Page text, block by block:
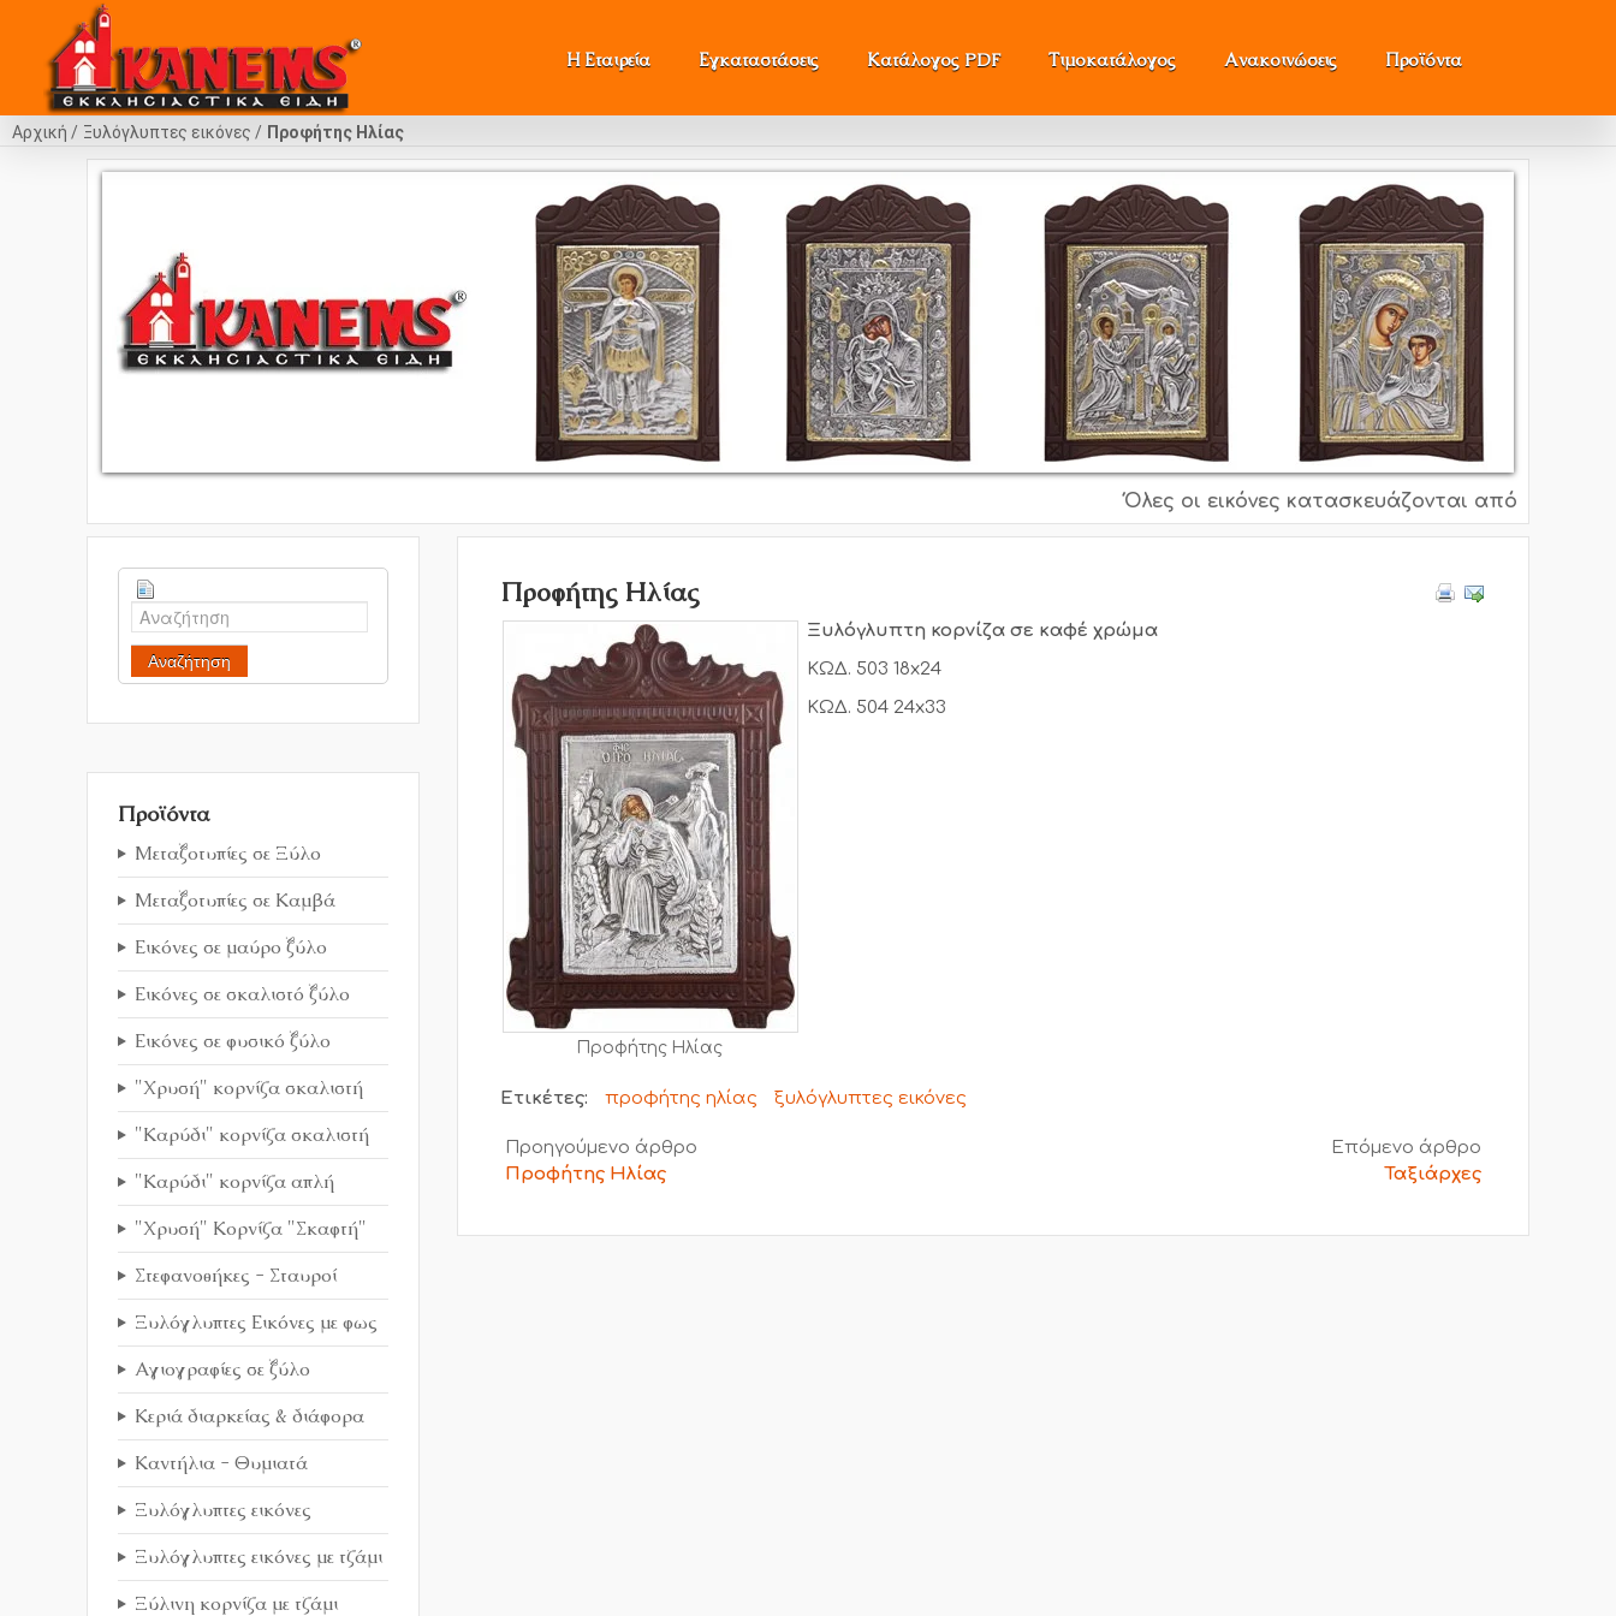
Η Εταιρεία Εγκαταστάσεις Κατάλογος PDF Τιμοκατάλογος Ανακοινώσεις Προϊόντα
Αρχική Ξυλόγλυπτες εικόνες Προφήτης Ηλίας
Όλες οι εικόνες κατασκευάζονται από ασήμι
Αναζήτηση
Προϊόντα
Μεταξοτυπίες σε Ξύλο
Μεταξοτυπίες σε Καμβά
Εικόνες σε μαύρο ξύλο
Εικόνες σε σκαλιστό ξύλο
Εικόνες σε φυσικό ξύλο
"Χρυσή" κορνίζα σκαλιστή
"Καρύδι" κορνίζα σκαλιστή
"Καρύδι" κορνίζα απλή
"Χρυσή" Κορνίζα "Σκαφτή"
Στεφανοθήκες - Σταυροί
Ξυλόγλυπτες Εικόνες με φως
Αγιογραφίες σε ξύλο
Κεριά διαρκείας & διάφορα
Καντήλια - Θυμιατά
Ξυλόγλυπτες εικόνες
Ξυλόγλυπτες εικόνες με τζάμι
Ξύλινη κορνίζα με τζάμι
Προφήτης Ηλίας
Προφήτης Ηλίας
Ξυλόγλυπτη κορνίζα σε καφέ χρώμα
ΚΩΔ. 503 18x24
ΚΩΔ. 504 24x33
Ετικέτες: προφήτης ηλίας ξυλόγλυπτες εικόνες
Προηγούμενο άρθρο
Προφήτης Ηλίας
Επόμενο άρθρο
Ταξιάρχες